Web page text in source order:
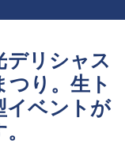
デリシャス
つり。生ト
イベントが